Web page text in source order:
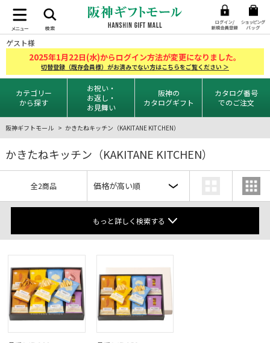
ゲスト様
2025年1月22日(水)からログイン方法が変更になりました。
切替登録（既存会員様）がお済みでない方はこちらをご覧ください ＞
カテゴリー
から探す
お祝い・
お返し・
お見舞い
阪神の
カタログギフト
カタログ番号
でのご注文
阪神ギフトモール かきたねキッチン（KAKITANE KITCHEN）
かきたねキッチン（KAKITANE KITCHEN）
全2商品
もっと詳しく検索する